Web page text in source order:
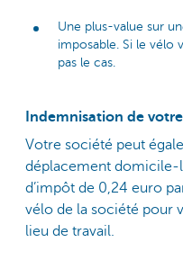
Une plus-value sur
imposable. Si le vélo
pas le cas.
Indemnisation de
Votre société peut
déplacement domicile-
d’impôt de 0,24 euro
vélo de la société pour
lieu de travail.